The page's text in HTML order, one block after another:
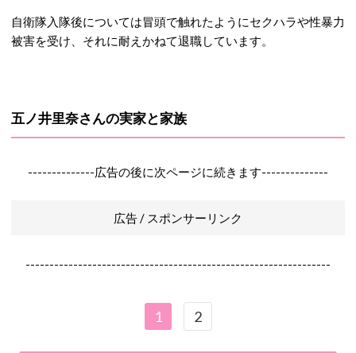
自衛隊入隊後については冒頭で触れたようにセクハラや性暴力
被害を受け、それに耐えかねて退職しています。
五ノ井里奈さんの実家と家族
--------------広告の後に次ページに続きます--------------
広告 / スポンサーリンク
----------------------------------------------------------------
1 2